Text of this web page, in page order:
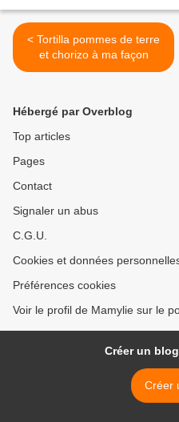
< Tortilla pommes de terre
et chorizo à ma façon
Hébergé par Overblog
Top articles
Pages
Contact
Signaler un abus
C.G.U.
Cookies et données
Préférences cookies
Voir le profil de Mamylie sur le
Créer un
Créer